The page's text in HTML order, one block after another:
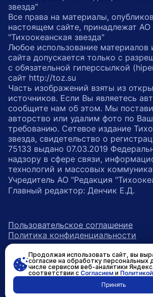
звезда"
Все права на материалы,
настоящем сайте, принадлежат АО
"Тихоокеанская звезда"
Любое использование материалов
сайта допускается только с
с обязательной гиперссылкой
сайт http://toz.su
Часть изображений взяты из
источников. Если Вы являетесь
сообщите нам об этом. Мы
авторство или удалим фото по
требованию. Сетевое издание
звезда, свидетельство о
75133 выдано 07.03.2019
надзору в сфере связи,
технологий и массовых
Учредитель АО "Редакция
Главный редактор: Денчик Е.Д.
Пользовательское соглашение
Политика конфиденциальности
ссылка на
возрастное ограничение 16+
ссылка на
ссылка
Разработано в
Продолжая использовать сайт, вы
согласие на обработку персональных
числе сервисом веб-аналитики
соответствии с Согласиеми Политикой
Принять